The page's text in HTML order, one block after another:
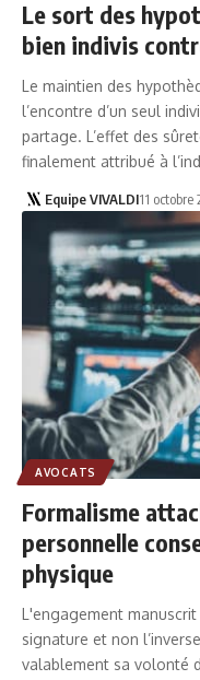
Le sort des
bien indivis
Le maintien des
l’encontre d’un seul
partage. L’effet des
finalement attribué à
Equipe VIVALDI11 octobre
AVOCATS
Formalisme
personnelle
physique
L'engagement
signature et non
valablement sa volonté